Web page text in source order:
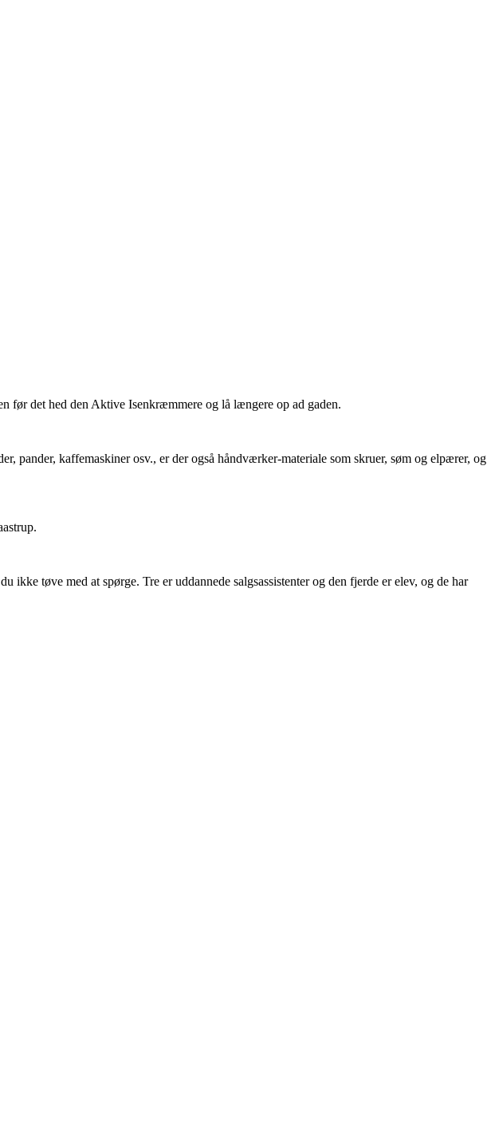
før det hed den Aktive Isenkræmmere og lå længere op ad gaden.
kaffemaskiner osv., er der også håndværker-materiale som skruer, søm og elpærer, og
tøve med at spørge. Tre er uddannede salgsassistenter og den fjerde er elev, og de har